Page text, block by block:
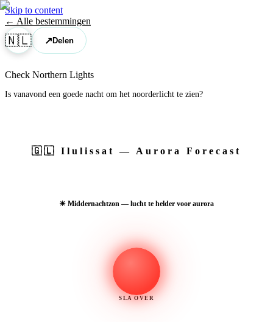
Skip to content
← Alle bestemmingen
🇳🇱 ↗Delen
Check Northern Lights
Is vanavond een goede nacht om het noorderlicht te zien?
🇬🇱 Ilulissat — Aurora Forecast
☀ Middernachtzon — lucht te helder voor aurora
SLA OVER